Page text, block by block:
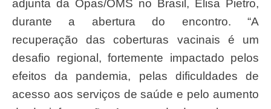
adjunta da Opas/OMS no Brasil, Elisa Pietro,
durante a abertura do encontro. “A
recuperação das coberturas vacinais é um
desafio regional, fortemente impactado pelos
efeitos da pandemia, pelas dificuldades de
acesso aos serviços de saúde e pelo aumento